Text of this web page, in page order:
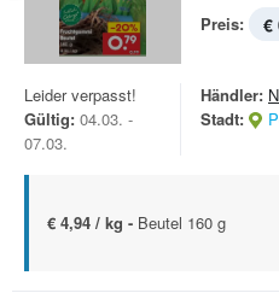
Preis: €
Leider verpasst!
Gültig: 04.03. -
07.03.
Händler:
Stadt:
€ 4,94 / kg - Beutel 160 g